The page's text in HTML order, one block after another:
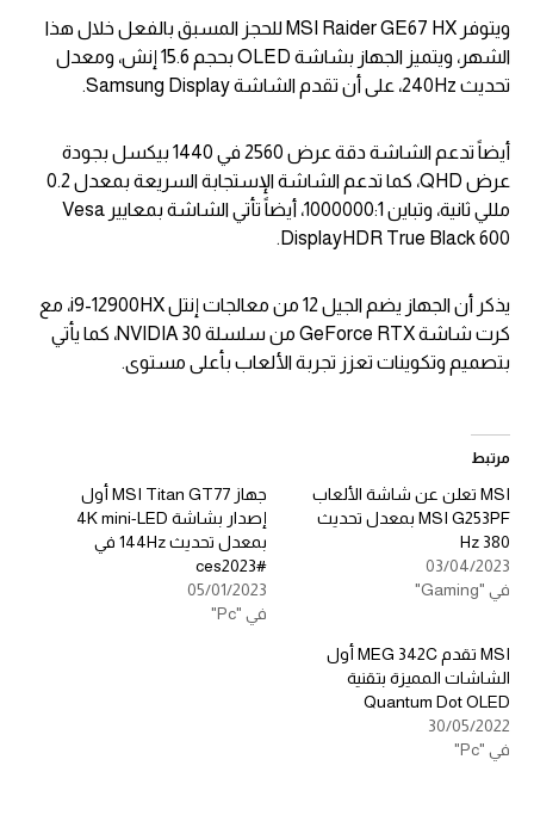
ويتوفر MSI Raider GE67 HX للحجز المسبق بالفعل خلال هذا
الشهر، ويتميز الجهاز بشاشة OLED بحجم 15.6 إنش، ومعدل
تحديث 240Hz، على أن تقدم الشاشة Samsung Display.
أيضاً تدعم الشاشة دقة عرض 2560 في 1440 بيكسل بجودة
عرض QHD، كما تدعم الشاشة الإستجابة السريعة بمعدل 0.2
مللي ثانية، وتباين 1000000:1، أيضاً تأتي الشاشة بمعايير Vesa
DisplayHDR True Black 600.
يذكر أن الجهاز يضم الجيل 12 من معالجات إنتل i9-12900HX، مع
كرت شاشة GeForce RTX من سلسلة NVIDIA 30، كما يأتي
بتصميم وتكوينات تعزز تجربة الألعاب بأعلى مستوى.
مرتبط
MSI تعلن عن شاشة الألعاب
MSI G253PF بمعدل تحديث
380 Hz
03/04/2023
في "Gaming"
جهاز MSI Titan GT77 أول
إصدار بشاشة 4K mini-LED
بمعدل تحديث 144Hz في
#ces2023
05/01/2023
في "Pc"
MSI تقدم MEG 342C أول
الشاشات المميزة بتقنية
Quantum Dot OLED
30/05/2022
في "Pc"